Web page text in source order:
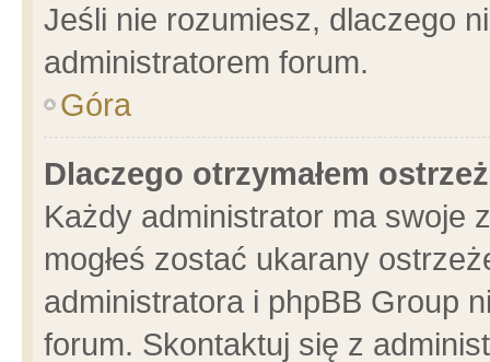
Jeśli nie rozumiesz, dlaczego
administratorem forum.
Góra
Dlaczego otrzymałem
Każdy administrator ma swoje
mogłeś zostać ukarany
administratora i phpBB Group
forum. Skontaktuj się z